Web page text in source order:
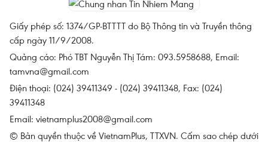
Giấy phép số: 1374/GP-BTTTT do Bộ Thông tin và Truyền thông
cấp ngày 11/9/2008.
Quảng cáo: Phó TBT Nguyễn Thị Tám: 093.5958688, Email:
tamvna@gmail.com
Điện thoại: (024) 39411349 - (024) 39411348, Fax: (024)
39411348
Email: vietnamplus2008@gmail.com
© Bản quyền thuộc về VietnamPlus, TTXVN. Cấm sao chép dưới